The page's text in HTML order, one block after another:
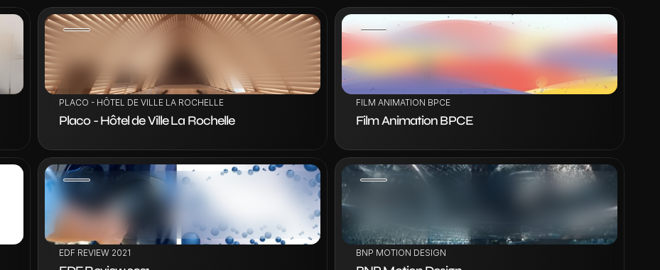
VOIR LE PROJET
PLACO - HÔTEL DE VILLE LA ROCHELLE
Placo - Hôtel de Ville La Rochelle
VOIR LE PROJET
FILM ANIMATION BPCE
Film Animation BPCE
VOIR LE PROJET
EDF REVIEW 2021
VOIR LE PROJET
BNP MOTION DESIGN